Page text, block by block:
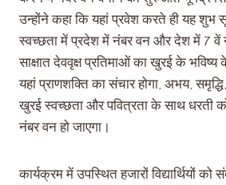
उन्होंने कहा कि यहां प्रवेश करते ही यह शुभ
स्वच्छता में प्रदेश में नंबर वन और देश में 7 वें
साक्षात देववृक्ष प्रतिमाओं का खुरई के भविष्य
यहां प्राणशक्ति का संचार होगा, अभय,
खुरई स्वच्छता और पवित्रता के साथ धरती
नंबर वन हो जाएगा।
कार्यक्रम में उपस्थित हजारों विद्यार्थियों